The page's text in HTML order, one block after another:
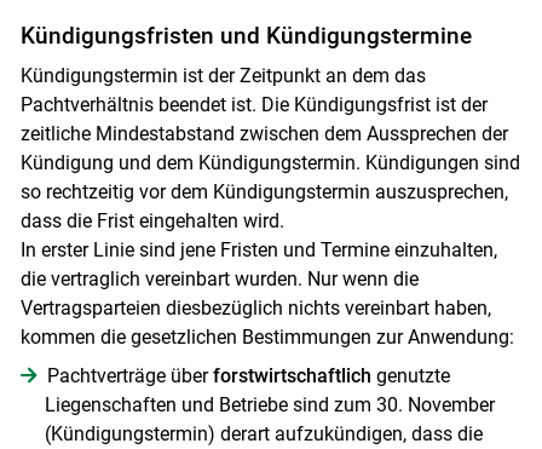
Kündigungsfristen und Kündigungstermine
Kündigungstermin ist der Zeitpunkt an dem das
Pachtverhältnis beendet ist. Die Kündigungsfrist ist der
zeitliche Mindestabstand zwischen dem Aussprechen der
Kündigung und dem Kündigungstermin. Kündigungen sind
so rechtzeitig vor dem Kündigungstermin auszusprechen,
dass die Frist eingehalten wird.
In erster Linie sind jene Fristen und Termine einzuhalten,
die vertraglich vereinbart wurden. Nur wenn die
Vertragsparteien diesbezüglich nichts vereinbart haben,
kommen die gesetzlichen Bestimmungen zur Anwendung:
Pachtverträge überforstwirtschaftlich genutzte
Liegenschaften und Betriebe sind zum 30. November
(Kündigungstermin) derart aufzukündigen, dass die